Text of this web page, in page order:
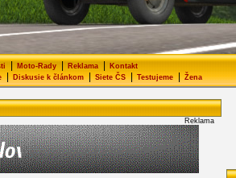
Moto-Rady Reklama Kontakt
| Diskusie k článkom| Siete ČS| Testujeme| Žena
Reklama